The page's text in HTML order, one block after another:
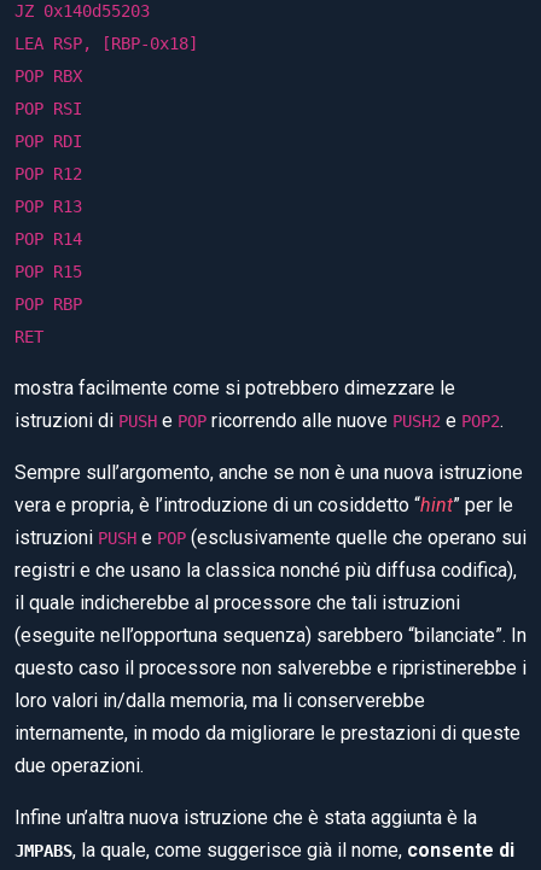
JZ 0x140d55203
LEA RSP, [RBP-0x18]
POP RBX
POP RSI
POP RDI
POP R12
POP R13
POP R14
POP R15
POP RBP
RET
mostra facilmente come si potrebbero dimezzare le
istruzioni di PUSH e POP ricorrendo alle nuove PUSH2 e POP2.
Sempre sull’argomento, anche se non è una nuova istruzione
vera e propria, è l’introduzione di un cosiddetto “hint” per le
istruzioni PUSH e POP (esclusivamente quelle che operano sui
registri e che usano la classica nonché più diffusa codifica),
il quale indicherebbe al processore che tali istruzioni
(eseguite nell’opportuna sequenza) sarebbero “bilanciate”. In
questo caso il processore non salverebbe e ripristinerebbe i
loro valori in/dalla memoria, ma li conserverebbe
internamente, in modo da migliorare le prestazioni di queste
due operazioni.
Infine un’altra nuova istruzione che è stata aggiunta è la
JMPABS, la quale, come suggerisce già il nome, consente di